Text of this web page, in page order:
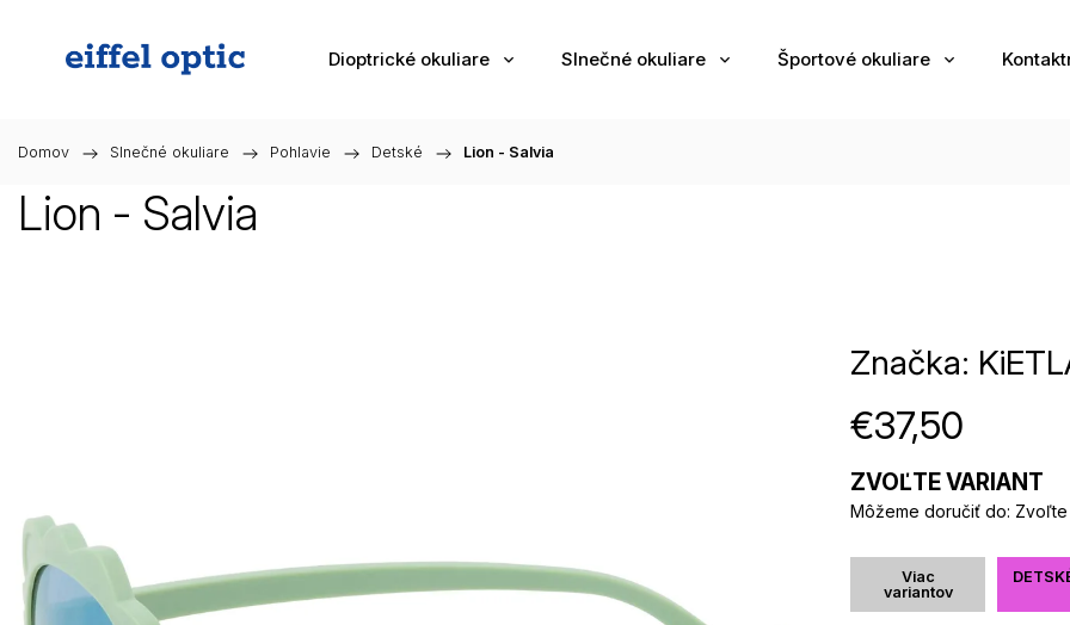
Dioptrické okuliare Slnečné okuliare Športové okuliare
Domov / Slnečné okuliare / Pohlavie / Detské / Lion - Salvia
Lion - Salvia
Značka:
€37,50
Viac
variantov
ZVOĽTE VARIANT
Môžeme doručiť do: Zvoľte